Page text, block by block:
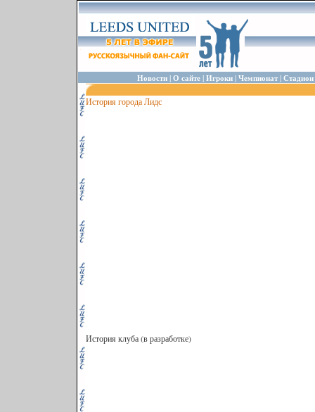
Новости | О сайте| Игроки| Чемпионат| Стадион
История города Лидс
История клуба (в разработке)